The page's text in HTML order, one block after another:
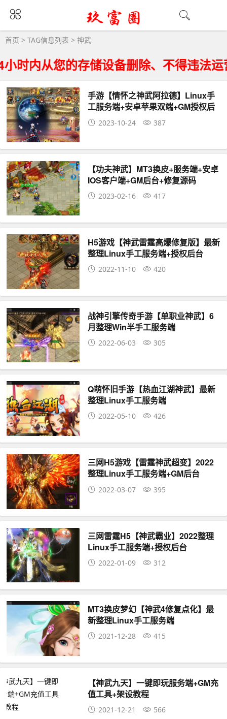
首页 > TAG信息列表 > 神武
内从您的存储设备删除、不得违法运
手游【情怀之神武阿拉德】Linux手
工服务端+安卓苹果双端+GM授权后
台 2023-10-24 387
【功夫神武】MT3换皮+服务端+安卓
IOS客户端+GM后台+修复源码
2023-02-16 417
H5游戏【神武雷霆高爆修复版】最新
整理Linux手工服务端+授权后台
2022-11-10 420
战神引擎传奇手游【单职业神武】6
月整理Win半手工服务端
2022-06-03 305
Q萌怀旧手游【热血江湖神武】最新
整理Linux手工服务端
2022-05-10 426
三网H5游戏【雷霆神武超变】2022
整理Linux手工服务端+GM后台
2022-03-07 395
三网雷霆H5【神武霸业】2022整理
Linux手工服务端+授权后台
2022-01-09 312
MT3换皮梦幻【神武4修复点化】最
新整理Linux手工服务端
2021-12-28 415
【神武九天】一键即玩服务端+GM充
值工具+架设教程
2021-12-21 566